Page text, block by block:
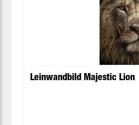
Leinwandbild Majestic Lion